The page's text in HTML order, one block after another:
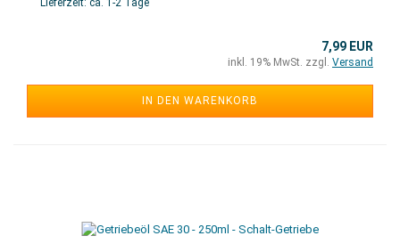
Lieferzeit: ca. 1-2 Tage
7,99 EUR
inkl. 19% MwSt. zzgl. Versand
IN DEN WARENKORB